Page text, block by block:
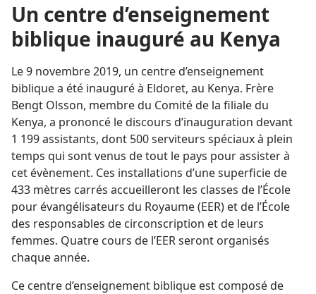
Un centre d’enseignement
biblique inauguré au Kenya
Le 9 novembre 2019, un centre d’enseignement
biblique a été inauguré à Eldoret, au Kenya. Frère
Bengt Olsson, membre du Comité de la filiale du
Kenya, a prononcé le discours d’inauguration devant
1 199 assistants, dont 500 serviteurs spéciaux à plein
temps qui sont venus de tout le pays pour assister à
cet évènement. Ces installations d’une superficie de
433 mètres carrés accueilleront les classes de l’École
pour évangélisateurs du Royaume (EER) et de l’École
des responsables de circonscription et de leurs
femmes. Quatre cours de l’EER seront organisés
chaque année.
Ce centre d’enseignement biblique est composé de